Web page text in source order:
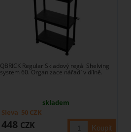
QBRICK Regular Skladový regál Shelving
system 60. Organizace nářadí v dílně.
skladem
448 CZK
Sleva 50 CZK